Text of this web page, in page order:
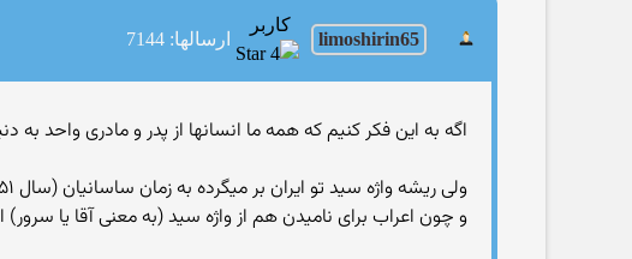
limoshirin65
کاربر
ارسالها: 7144
اگه به این فکر کنیم که همه ما انسانها از پدر و مادری واحد
ولی ریشه واژه سید تو ایران بر میگرده به زمان ساسانیان (سال ۶۵۱ میلادی - مطابق با سال ۳۰ هجری قمری) که اعراب به ایران حمله کردن و تونستن پیروز شن
و چون اعراب برای نامیدن هم از واژه سید (به معنی آقا یا